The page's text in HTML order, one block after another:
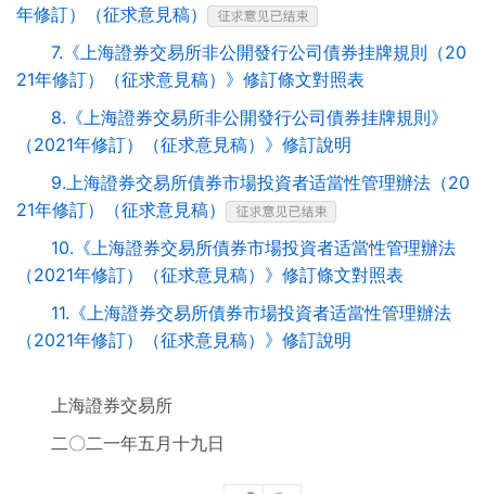
年修訂）（征求意見稿）
7.《上海證券交易所非公開發行公司債券挂牌規則（20
21年修訂）（征求意見稿）》修訂條文對照表
8.《上海證券交易所非公開發行公司債券挂牌規則》
（2021年修訂）（征求意見稿）》修訂說明
9.上海證券交易所債券市場投資者适當性管理辦法（20
21年修訂）（征求意見稿）
10.《上海證券交易所債券市場投資者适當性管理辦法
（2021年修訂）（征求意見稿）》修訂條文對照表
11.《上海證券交易所債券市場投資者适當性管理辦法
（2021年修訂）（征求意見稿）》修訂說明
上海證券交易所
二〇二一年五月十九日